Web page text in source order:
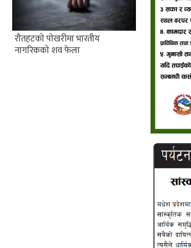
रौतहटको पोखरीमा भारतीय
नागरिकको शव फेला